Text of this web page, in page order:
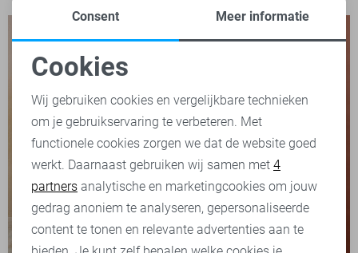
Noodzakelijke cookies
Personalisatie cookies
Analytische cookies
Marketing cookies
Consent Meer informatie
Cookies
Wij gebruiken cookies en vergelijkbare technieken
om je gebruikservaring te verbeteren. Met
functionele cookies zorgen we dat de website goed
werkt. Daarnaast gebruiken wij samen met 4
partners analytische en marketingcookies om jouw
gedrag anoniem te analyseren, gepersonaliseerde
content te tonen en relevante advertenties aan te